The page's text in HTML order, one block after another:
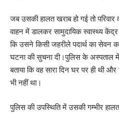
जब उसकी हालत खराब हो गई तो
वाहन में डालकर सामुदायिक स्वास्थ्य
कि उसने किसी जहरीले पदार्थ का सेवन
घटना की सुचना दी।पुलिस के अस्पताल
बताया कि वह सारा दिन घर पर ही थी
भी नहीं था।
पुलिस की उपस्थिति में उसकी गम्भीर